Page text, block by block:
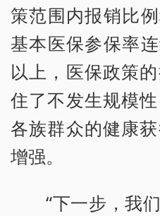
策范围内报销比
基本医保参保率
以上，医保政策
住了不发生规模
各族群众的健康
增强。
“下一步，我